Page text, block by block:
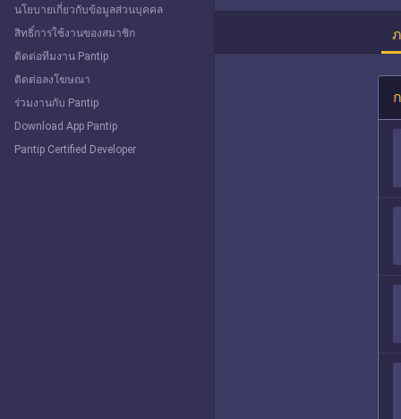
นโยบายเกี่ยวกับข้อมูลส่วนบุคคล
สิทธิ์การใช้งานของสมาชิก
ติดต่อทีมงาน Pantip
ติดต่อลงโฆษณา
ร่วมงานกับ Pantip
Download App Pantip
Pantip Certified Developer